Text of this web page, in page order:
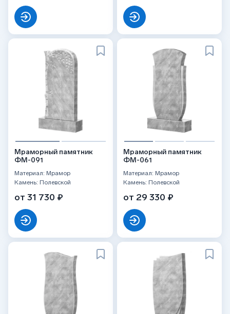
Мраморный памятник
ФМ-091
Материал: Мрамор
Камень: Полевской
от 31 730 ₽
Мраморный памятник
ФМ-061
Материал: Мрамор
Камень: Полевской
от 29 330 ₽